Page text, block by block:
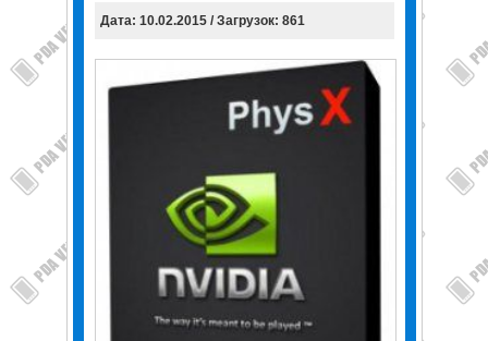
Дата: 10.02.2015 / Загрузок: 861